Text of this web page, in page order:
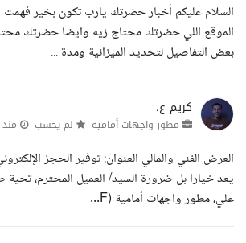
السلام عليكم أخبار حضرتك يارب تكون بخير
الموقع اللي حضرتك محتاج زيه وايضا حضرتك
بعض التفاصيل لتحديد الميزانية ومدة ...
كريم ع.
مطور واجهات أمامية لم يحسب منذ 11 شهرا
يعد خيارا بل ضرورة السيد/ العميل المحترم، تحية
علي، مطور واجهات أمامية (F...